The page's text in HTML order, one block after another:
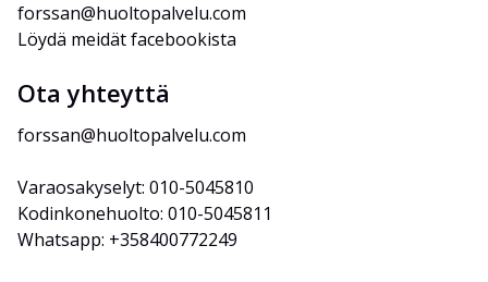
forssan@huoltopalvelu.com
Löydä meidät facebookista
Ota yhteyttä
forssan@huoltopalvelu.com
Varaosakyselyt: 010-5045810
Kodinkonehuolto: 010-5045811
Whatsapp: +358400772249